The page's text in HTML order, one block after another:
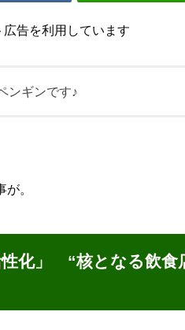
告を利用しています
ンギンです♪
。
化」 “核となる飲食